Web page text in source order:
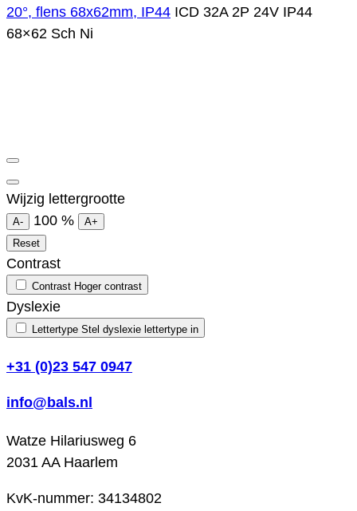
20°, flens 68x62mm, IP44 ICD 32A 2P 24V IP44
68×62 Sch Ni
Wijzig lettergrootte
A- 100 %
A+
Reset
Contrast
Contrast Hoger contrast
Dyslexie
Lettertype Stel dyslexie lettertype in
+31 (0)23 547 0947
info@bals.nl
Watze Hilariusweg 6
2031 AA Haarlem
KvK-nummer: 34134802